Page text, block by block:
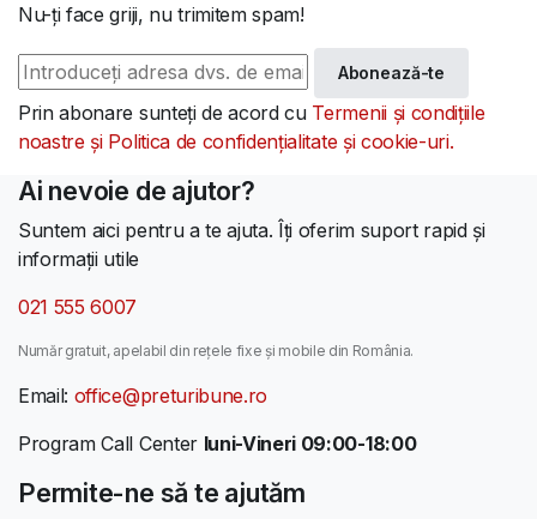
Nu-ți face griji, nu trimitem spam!
Abonează-te
Prin abonare sunteți de acord cu Termenii și condițiile
noastre și Politica de confidențialitate și cookie-uri.
Ai nevoie de ajutor?
Suntem aici pentru a te ajuta. Îți oferim suport rapid și
informații utile
021 555 6007
Număr gratuit, apelabil din rețele fixe și mobile din România.
Email: office@preturibune.ro
Program Call Center luni-Vineri 09:00-18:00
Permite-ne să te ajutăm